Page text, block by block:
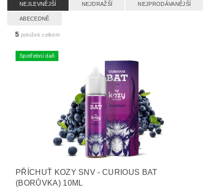
NEJLEVNĚJŠÍ NEJDRAŽŠÍ NEJPRODÁVANĚJŠÍ
ABECEDNĚ
5 položek celkem
Spotřební daň
PŘÍCHUŤ KOZY SNV - CURIOUS BAT
(BORŮVKA) 10ML